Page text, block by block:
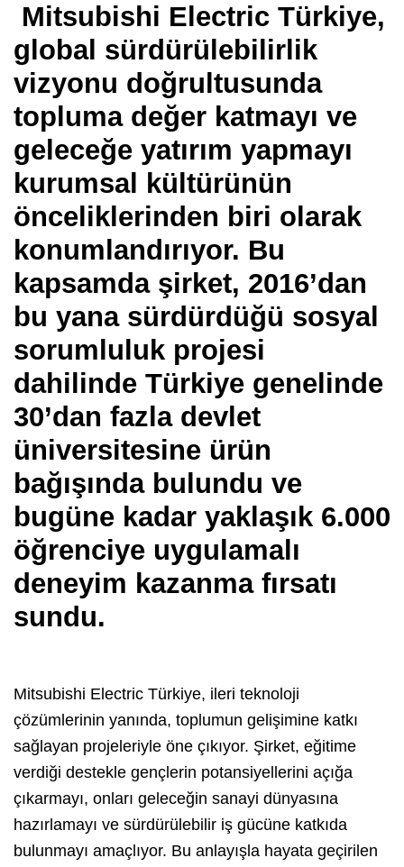
Mitsubishi Electric Türkiye,
global sürdürülebilirlik
vizyonu doğrultusunda
topluma değer katmayı ve
geleceğe yatırım yapmayı
kurumsal kültürünün
önceliklerinden biri olarak
konumlandırıyor. Bu
kapsamda şirket, 2016’dan
bu yana sürdürdüğü sosyal
sorumluluk projesi
dahilinde Türkiye genelinde
30’dan fazla devlet
üniversitesine ürün
bağışında bulundu ve
bugüne kadar yaklaşık 6.000
öğrenciye uygulamalı
deneyim kazanma fırsatı
sundu.
Mitsubishi Electric Türkiye, ileri teknoloji
çözümlerinin yanında, toplumun gelişimine katkı
sağlayan projeleriyle öne çıkıyor. Şirket, eğitime
verdiği destekle gençlerin potansiyellerini açığa
çıkarmayı, onları geleceğin sanayi dünyasına
hazırlamayı ve sürdürülebilir iş gücüne katkıda
bulunmayı amaçlıyor. Bu anlayışla hayata geçirilen